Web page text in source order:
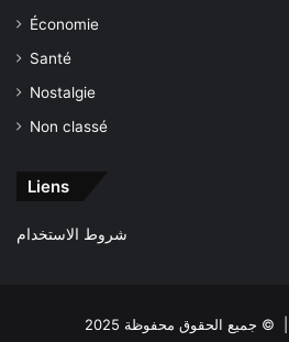
Économie
Santé
Nostalgie
Non classé
Liens
شروط الاستخدام
جميع الحقوق محفوظة 2025 © |